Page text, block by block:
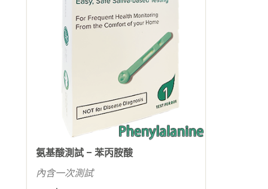
氨基酸測試 – 苯丙胺酸
內含一次測試